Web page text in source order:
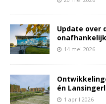
Update over
14 mei 2026
én
1 april 2026